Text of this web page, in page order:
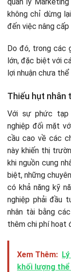
không chỉ dừng
đến việc nâng
Do đó, trong các
lớn, đặc biệt với
lợi nhuận chưa
Thiếu hụt nhân
Với sự phức tạp
nghiệp đối mặt
cầu cao về các
này khiến thị
khi nguồn cung
biệt, những
có khả năng kỹ
nghiệp phải đầu
nhân tài bằng
thêm chi phí hoạt
Xem Thêm:
khối lượng